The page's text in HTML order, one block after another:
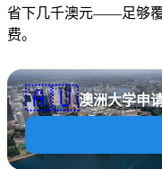
省下几千澳元——足够
费。
🇦🇺澳洲大学申